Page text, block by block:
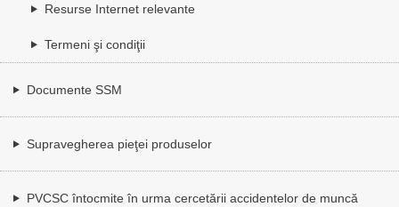
Resurse Internet relevante
Termeni şi condiţii
Documente SSM
Supravegherea pieţei produselor
PVCSC întocmite în urma cercetării accidentelor de muncă